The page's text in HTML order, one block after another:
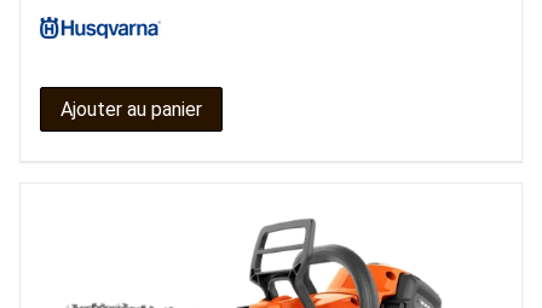
Ajouter au panier